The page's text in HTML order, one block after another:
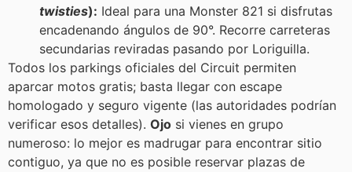
twisties): Ideal para una Monster 821 si disfrutas
encadenando ángulos de 90°. Recorre carreteras
secundarias reviradas pasando por Loriguilla.
Todos los parkings oficiales del Circuit permiten
aparcar motos gratis; basta llegar con escape
homologado y seguro vigente (las autoridades podrían
verificar esos detalles). Ojo si vienes en grupo
numeroso: lo mejor es madrugar para encontrar sitio
contiguo, ya que no es posible reservar plazas de